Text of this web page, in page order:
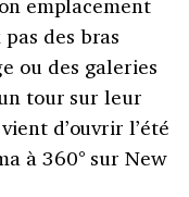
des bras
ou des galeries
tour sur leur
d’ouvrir l’été
à 360° sur New